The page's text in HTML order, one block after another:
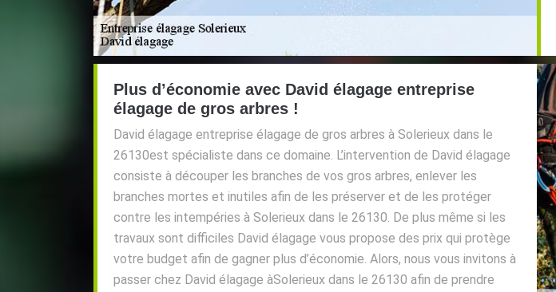
Plus d’économie avec David élagage entreprise
élagage de gros arbres !
David élagage entreprise élagage de gros arbres à Solerieux dans le
26130est spécialiste dans ce domaine. L’intervention de David élagage
consiste à découper les branches de vos gros arbres, enlever les
branches mortes et inutiles afin de les préserver et de les protéger
contre les intempéries à Solerieux dans le 26130. De plus même si les
travaux sont difficiles David élagage vous propose des prix qui protège
votre budget afin de gagner plus d’économie. Alors, nous vous invitons à
passer chez David élagage àSolerieux dans le 26130 afin de prendre